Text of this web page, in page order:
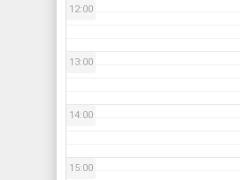
12:00
13:00
14:00
15:00